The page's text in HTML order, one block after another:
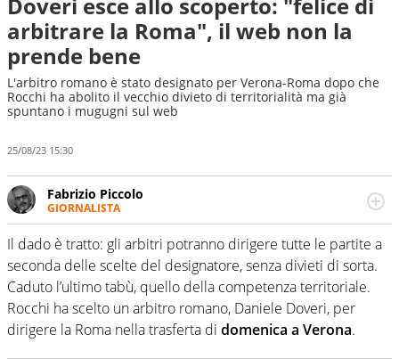
arbitrare la Roma", il web non la
prende bene
L'arbitro romano è stato designato per Verona-Roma dopo che
Rocchi ha abolito il vecchio divieto di territorialità ma già
spuntano i mugugni sul web
25/08/23 15:30
Fabrizio Piccolo
GIORNALISTA
Nella sua carriera ha seguito numerose manifestazioni
sportive e collaborato con agenzie e testate. Esperienza,
competenza, conoscenza e memoria storica. Si occupa
prevalentemente di calcio
Il dado è tratto: gli arbitri potranno dirigere tutte le partite a
seconda delle scelte del designatore, senza divieti di sorta.
Caduto l’ultimo tabù, quello della competenza territoriale.
Rocchi ha scelto un arbitro romano, Daniele Doveri, per
dirigere la Roma nella trasferta di domenica a Verona.